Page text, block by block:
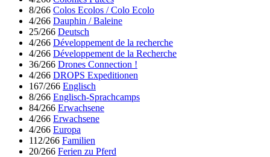
8/266 Colos Ecolos / Colo Ecolo
4/266 Dauphin / Baleine
25/266 Deutsch
4/266 Développement de la recherche
4/266 Développement de la Recherche
36/266 Drones Connection !
4/266 DROPS Expeditionen
167/266 Englisch
8/266 Englisch-Sprachcamps
84/266 Erwachsene
4/266 Erwachsene
4/266 Europa
112/266 Familien
20/266 Ferien zu Pferd